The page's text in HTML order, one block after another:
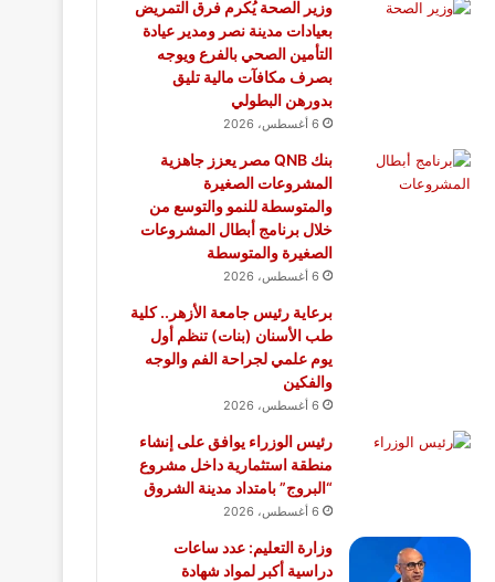
وزير الصحة يُكرم فرق التمريض
بعيادات مدينة نصر ومدير عيادة
التأمين الصحي بالفرع ويوجه
بصرف مكافآت مالية تليق
بدورهن البطولي
6 أغسطس، 2026
بنك QNB مصر يعزز جاهزية
المشروعات الصغيرة
والمتوسطة للنمو والتوسع من
خلال برنامج أبطال المشروعات
الصغيرة والمتوسطة
6 أغسطس، 2026
برعاية رئيس جامعة الأزهر.. كلية
طب الأسنان (بنات) تنظم أول
يوم علمي لجراحة الفم والوجه
والفكين
6 أغسطس، 2026
رئيس الوزراء يوافق على إنشاء
منطقة استثمارية داخل مشروع
“البروج” بامتداد مدينة الشروق
6 أغسطس، 2026
وزارة التعليم: عدد ساعات
دراسية أكبر لمواد شهادة